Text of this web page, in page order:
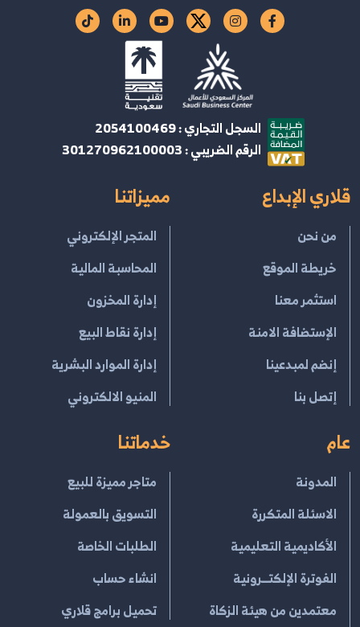
السجل التجاري : 2054100469
الرقم الضريبي : 301270962100003
قلاري الإبداع
من نحن
خريطة الموقع
استثمر معنا
الإستضافة الامنة
إنضم لمبدعينا
إتصل بنا
مميزاتنا
المتجر الإلكتروني
المحاسبة المالية
إدارة المخزون
إدارة نقاط البيع
إدارة الموارد البشرية
المنيو الالكتروني
عام
المدونة
الاسئلة المتكررة
الأكاديمية التعليمية
الفوترة الإلكتــرونية
معتمدين من هيئة الزكاة
خدماتنا
متاجر مميزة للبيع
التسويق بالعمولة
الطلبات الخاصة
انشاء حساب
تحميل برامج قلاري